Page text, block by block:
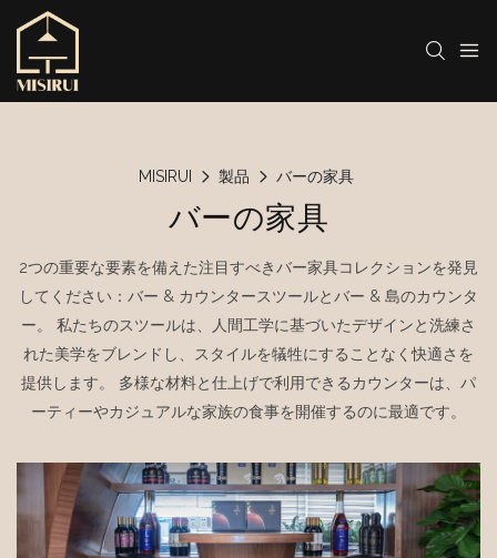
MISIRUI 製品 バーの家具
バーの家具
2つの重要な要素を備えた注目すべきバー家具コレクションを発見
してください：バー & カウンタースツールとバー & 島のカウンタ
ー。 私たちのスツールは、人間工学に基づいたデザインと洗練さ
れた美学をブレンドし、スタイルを犠牲にすることなく快適さを
提供します。 多様な材料と仕上げで利用できるカウンターは、パ
ーティーやカジュアルな家族の食事を開催するのに最適です。